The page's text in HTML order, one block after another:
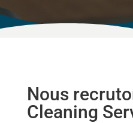
Nous
Cleaning